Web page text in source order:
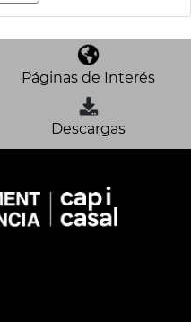
Páginas de Interés
Descargas